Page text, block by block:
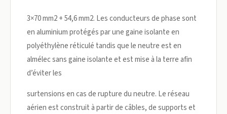
3×70 mm2 + 54,6 mm2. Les conducteurs de phase sont
en aluminium protégés par une gaine isolante en
polyéthylène réticulé tandis que le neutre est en
almélec sans gaine isolante et est mise à la terre afin
d’éviter les
surtensions en cas de rupture du neutre. Le réseau
aérien est construit à partir de câbles, de supports et